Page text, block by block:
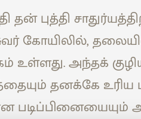
தன் புத்தி
கோயிலில்,
உள்ளது. அந்தக்
தனக்கே
படிப்பினையையும்